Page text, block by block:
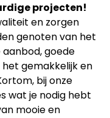
projecten!
en zorgen
genoten van het
goede
gemakkelijk en
bij onze
wat je nodig hebt
mooie en